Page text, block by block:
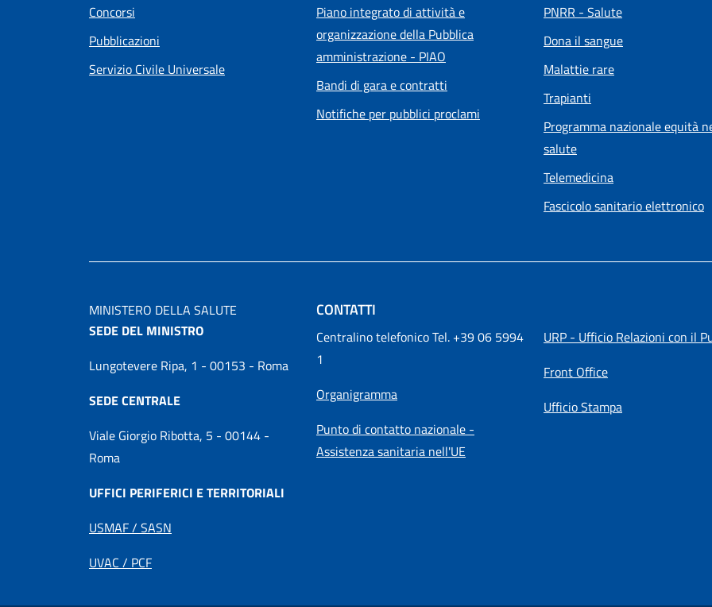
Concorsi
Pubblicazioni
Servizio Civile Universale
Piano integrato di attività e
organizzazione della Pubblica
amministrazione - PIAO
Bandi di gara e contratti
Notifiche per pubblici proclami
PNRR - Salute
Dona il sangue
Malattie rare
Trapianti
Programma nazionale equità
salute
Telemedicina
Fascicolo sanitario elettronico
MINISTERO DELLA SALUTE
SEDE DEL MINISTRO
Lungotevere Ripa, 1 - 00153 - Roma
SEDE CENTRALE
Viale Giorgio Ribotta, 5 - 00144 -
Roma
UFFICI PERIFERICI E TERRITORIALI
USMAF / SASN
UVAC / PCF
CONTATTI
Centralino telefonico Tel. +39 06 5994
1
Organigramma
Punto di contatto nazionale -
Assistenza sanitaria nell'UE
URP - Ufficio Relazioni con il
Front Office
Ufficio Stampa